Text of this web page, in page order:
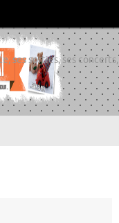
ses sorties, ses concerts,